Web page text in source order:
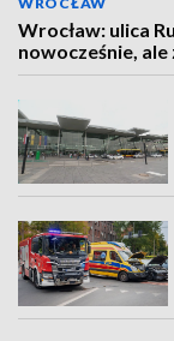
Wrocław: ulica
nowocześnie,